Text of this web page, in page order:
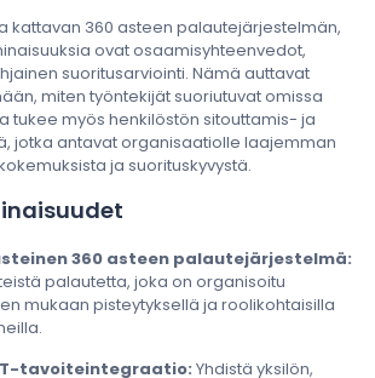
kattavan 360 asteen palautejärjestelmän,
ovat osaamisyhteenvedot,
suoritusarviointi. Nämä auttavat
miten työntekijät suoriutuvat omissa
tukee myös henkilöstön sitouttamis- ja
jotka antavat organisaatiolle laajemman
ja suorituskyvystä.
360 asteen palautejärjestelmä:
palautetta, joka on organisoitu
mukaan pisteytyksellä ja roolikohtaisilla
tavoiteintegraatio: Yhdistä yksilön,